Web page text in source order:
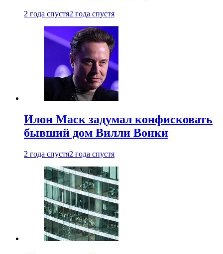
2 года спустя2 года спустя
Илон Маск задумал конфисковать
бывший дом Вилли Вонки
2 года спустя2 года спустя